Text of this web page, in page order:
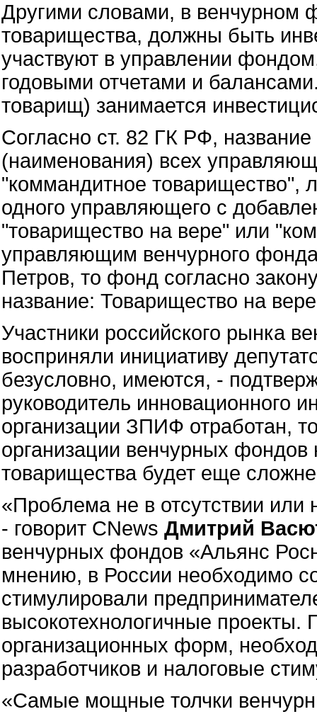
Другими словами, в венчурном
товарищества, должны быть
участвуют в управлении
годовыми отчетами и
товарищ) занимается
Согласно ст. 82 ГК РФ,
(наименования) всех
"коммандитное товарищество",
одного управляющего с
"товарищество на вере" или
управляющим венчурного
Петров, то фонд согласно
название: Товарищество на
Участники российского рынка
восприняли инициативу
безусловно, имеются, -
руководитель инновационного
организации ЗПИФ отработан,
организации венчурных фондов
товарищества будет еще
«Проблема не в отсутствии или
- говорит CNews Дмитрий
венчурных фондов «Альянс
мнению, в России необходимо
стимулировали
высокотехнологичные
организационных форм,
разработчиков и налоговые
«Самые мощные толчки